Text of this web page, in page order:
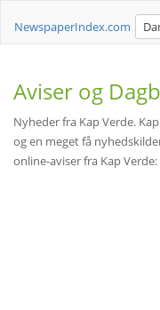
NewspaperIndex.com
Aviser og
Nyheder fra Kap Verde.
og en meget få
online-aviser fra Kap Verde: